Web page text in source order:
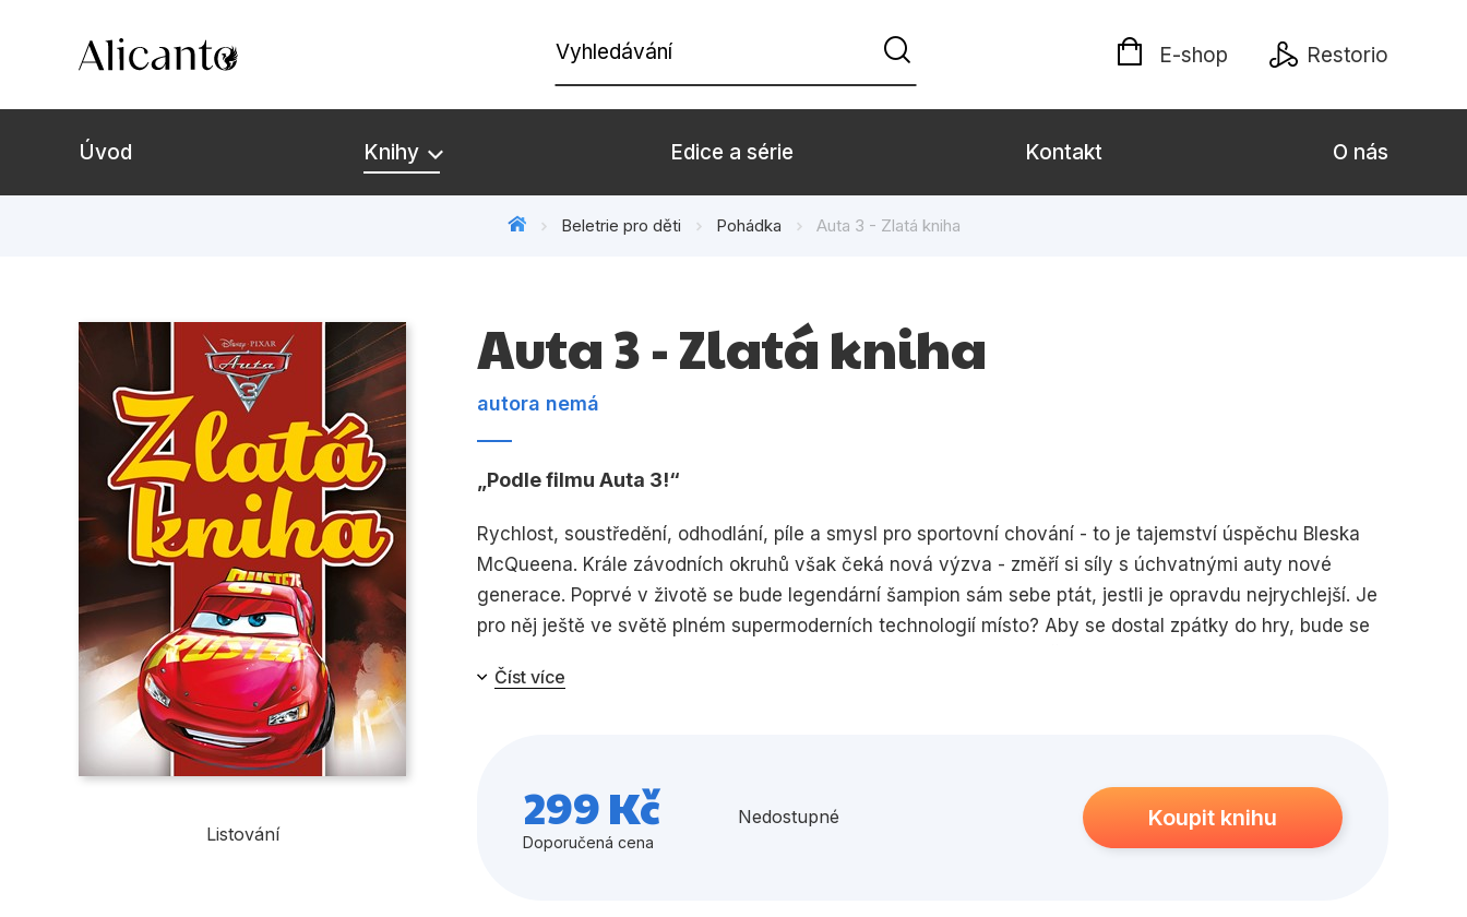
Vyhledávání E-shop Restorio
Úvod Knihy
Připravujeme
Bestsellery
Tipy redakce
Beletrie pro děti Beletrie pro dospělé
Kalendáře Komiks
Umění a kultura Výchova a pedagogika Young adult
Edice a série Kontakt O nás
Beletrie pro děti Pohádka Auta 3 - Zlatá kniha
Listování
Auta 3 - Zlatá kniha
autora nemá
Podle filmu Auta 3!
Rychlost, soustředění, odhodlání, píle a smysl pro sportovní chování - to je tajemství úspěchu Bleska
McQueena. Krále závodních okruhů však čeká nová výzva - změří si síly s úchvatnými auty nové
generace. Poprvé v životě se bude legendární šampion sám sebe ptát, jestli je opravdu nejrychlejší. Je
pro něj ještě ve světě plném supermoderních technologií místo? Aby se dostal zpátky do hry, bude se
Číst více
299 Kč
Doporučená cena
Nedostupné Koupit knihu